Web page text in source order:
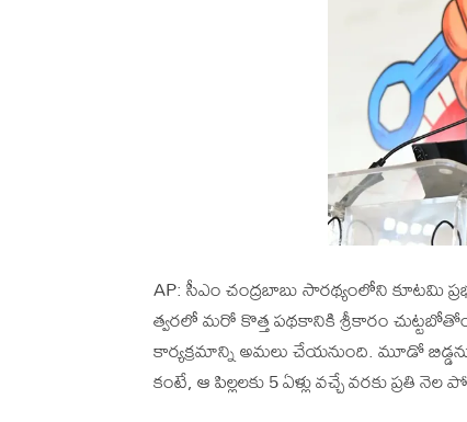
AP: సీఎం చంద్రబాబు సారథ్యంలోని కూటమి
త్వరలో మరో కొత్త పథకానికి శ్రీకారం
కార్యక్రమాన్ని అమలు చేయనుంది. మూడో
కంటే, ఆ పిల్లలకు 5 ఏళ్లు వచ్చే వరకు ప్రతి